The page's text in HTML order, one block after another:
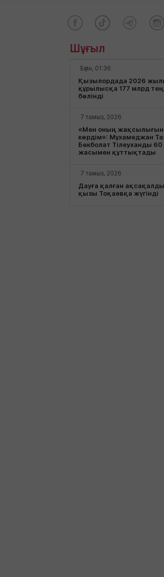
Шұғыл
Бүгін, 01:36
Қызылордада 2026
құрылысқа 177 млрд
бөлінді
7 тамыз, 2026
«Мен оның жақсылығын
көрдім»: Мұхамеджан
Бекболат Тілеуханды 60
жасымен құттықтады
7 тамыз, 2026
Дауға қалған
қызы Тоқаевқа жүгінді